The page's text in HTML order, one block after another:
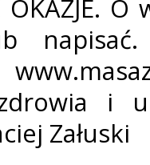
OKAZJE.
i
Załuski